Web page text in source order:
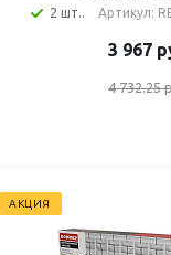
2 шт.. Артикул:
3 967
4 732.25
АКЦИЯ